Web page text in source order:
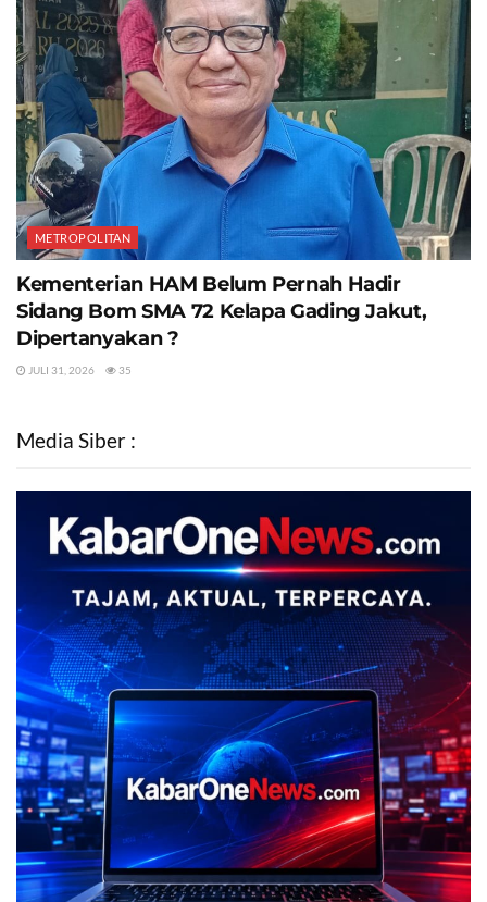
METROPOLITAN
Kementerian HAM Belum Pernah Hadir
Sidang Bom SMA 72 Kelapa Gading Jakut,
Dipertanyakan ?
JULI 31, 2026 35
Media Siber :